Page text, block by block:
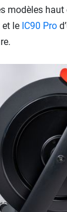
modèles
et le IC90 Pro